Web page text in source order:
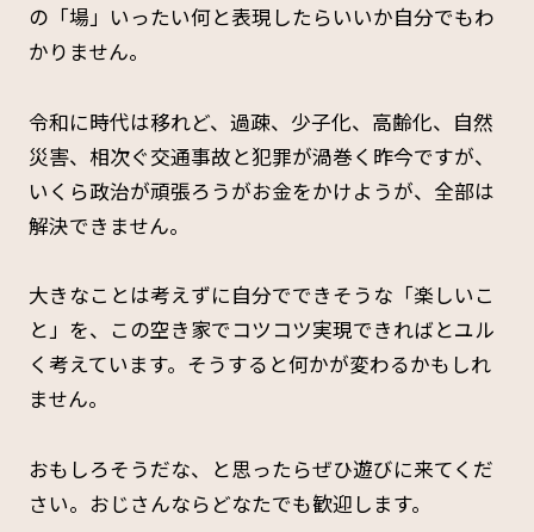
の「場」いったい何と表現したらいいか自分でもわ
かりません。
令和に時代は移れど、過疎、少子化、高齢化、自然
災害、相次ぐ交通事故と犯罪が渦巻く昨今ですが、
いくら政治が頑張ろうがお金をかけようが、全部は
解決できません。
大きなことは考えずに自分でできそうな「楽しいこ
と」を、この空き家でコツコツ実現できればとユル
く考えています。そうすると何かが変わるかもしれ
ません。
おもしろそうだな、と思ったらぜひ遊びに来てくだ
さい。おじさんならどなたでも歓迎します。